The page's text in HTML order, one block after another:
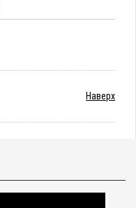
Наверх